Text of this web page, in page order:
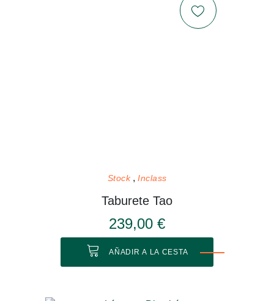
Stock Inclass
Taburete Tao
239,00 €
AÑADIR A LA CESTA